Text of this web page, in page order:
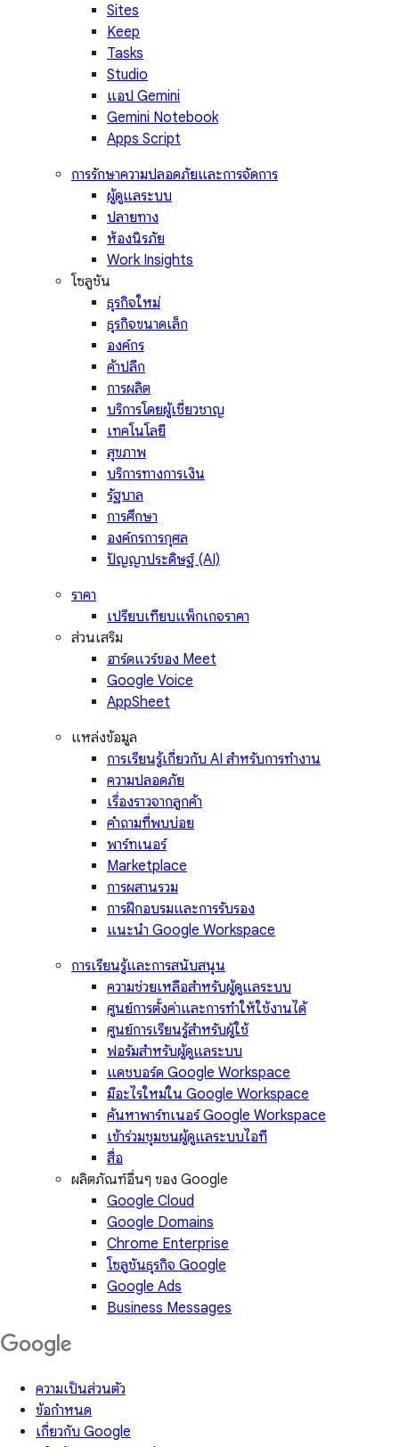
Sites
Keep
Tasks
Studio
แอป Gemini
Gemini Notebook
Apps Script
การรักษาความปลอดภัยและการจัดการ
ผู้ดูแลระบบ
ปลายทาง
ห้องนิรภัย
Work Insights
โซลูชัน
ธุรกิจใหม่
ธุรกิจขนาดเล็ก
องค์กร
ค้าปลีก
การผลิต
บริการโดยผู้เชี่ยวชาญ
เทคโนโลยี
สุขภาพ
บริการทางการเงิน
รัฐบาล
การศึกษา
องค์กรการกุศล
ปัญญาประดิษฐ์ (AI)
ราคา
เปรียบเทียบแพ็กเกจราคา
ส่วนเสริม
ฮาร์ดแวร์ของ Meet
Google Voice
AppSheet
แหล่งข้อมูล
การเรียนรู้เกี่ยวกับ AI สำหรับการทำงาน
ความปลอดภัย
เรื่องราวจากลูกค้า
คำถามที่พบบ่อย
พาร์ทเนอร์
Marketplace
การผสานรวม
การฝึกอบรมและการรับรอง
แนะนำ Google Workspace
การเรียนรู้และการสนับสนุน
ความช่วยเหลือสำหรับผู้ดูแลระบบ
ศูนย์การตั้งค่าและการทำให้ใช้งานได้
ศูนย์การเรียนรู้สำหรับผู้ใช้
ฟอรัมสำหรับผู้ดูแลระบบ
แดชบอร์ด Google Workspace
มีอะไรใหม่ใน Google Workspace
ค้นหาพาร์ทเนอร์ Google Workspace
เข้าร่วมชุมชนผู้ดูแลระบบไอที
สื่อ
ผลิตภัณฑ์อื่นๆ ของ Google
Google Cloud
Google Domains
Chrome Enterprise
โซลูชันธุรกิจ Google
Google Ads
Business Messages
ความเป็นส่วนตัว
ข้อกำหนด
เกี่ยวกับ Google